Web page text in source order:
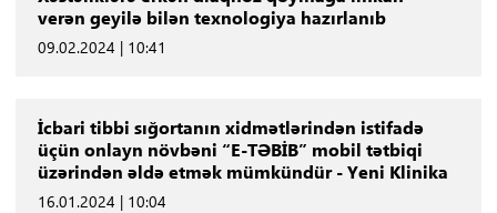
verən geyilə bilən texnologiya hazırlanıb
09.02.2024 | 10:41
İcbari tibbi sığortanın xidmətlərindən istifadə
üçün onlayn növbəni “E-TƏBİB” mobil tətbiqi
üzərindən əldə etmək mümkündür - Yeni Klinika
16.01.2024 | 10:04